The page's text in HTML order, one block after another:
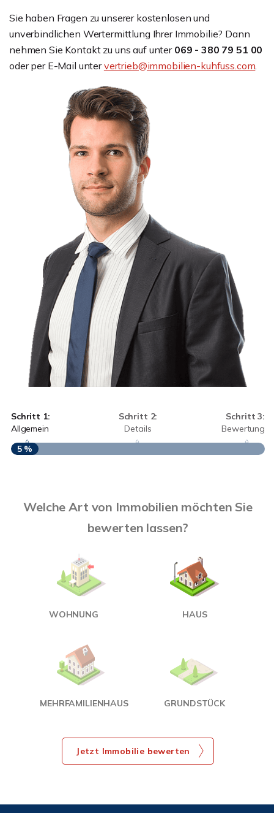
Sie haben Fragen zu unserer kostenlosen und
unverbindlichen Wertermittlung Ihrer Immobilie? Dann
nehmen Sie Kontakt zu uns auf unter 069 - 380 79 51 00
oder per E-Mail untervertrieb@immobilien-kuhfuss.com.
Schritt 1:
Allgemein
Schritt 2:
Details
Schritt 3:
Bewertung
5 %
Welche Art von Immobilien möchten Sie
bewerten lassen?
WOHNUNG HAUS
MEHRFAMILIENHAUS GRUNDSTÜCK
Jetzt Immobilie bewerten